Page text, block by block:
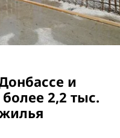
и
2,2 тыс.